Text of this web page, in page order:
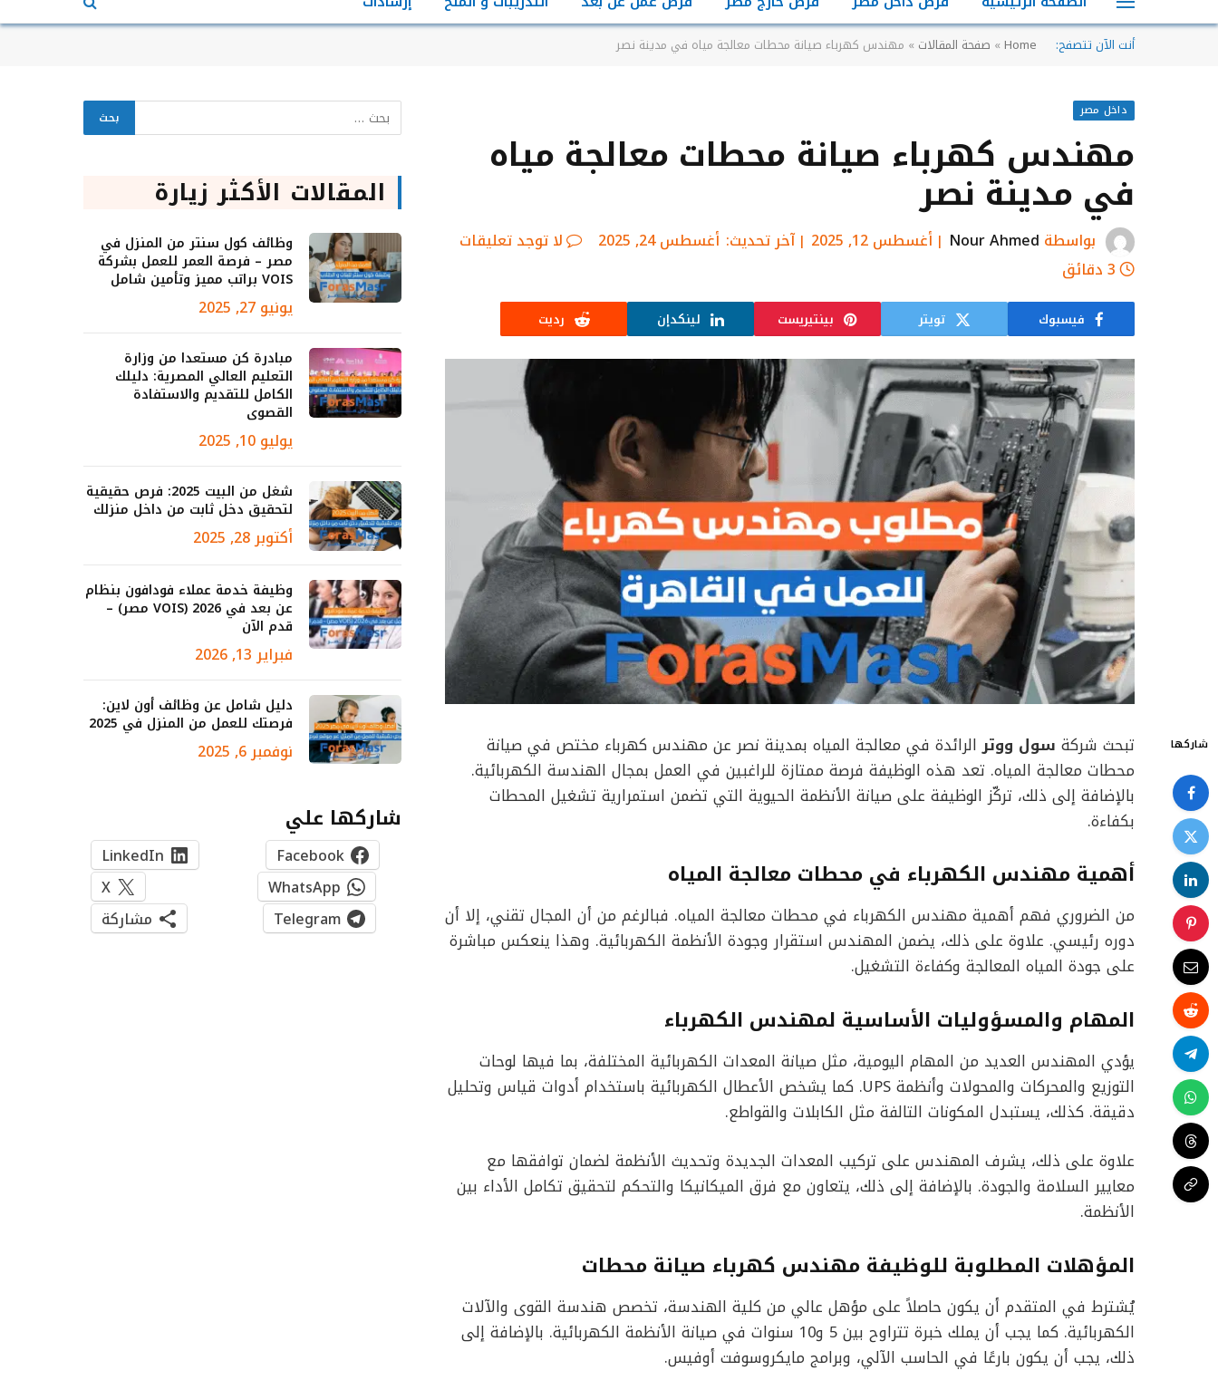
أنت الآن تتصفح: Home
» صفحة المقالات » مهندس كهرباء صيانة محطات معالجة مياه في مدينة نصر
داخل مصر
مهندس كهرباء صيانة محطات معالجة مياه
في مدينة نصر
بواسطة Nour Ahmed أغسطس 12, 2025 آخر تحديث: أغسطس 24, 2025
لا توجد تعليقات
3 دقائق
فيسبوك تويتر بينتيريست لينكدإن رديت
شاركها تبحث شركة سول ووترالرائدة في معالجة المياه بمدينة نصر عن مهندس كهرباء مختص في صيانة
محطات معالجة المياه. تعد هذه الوظيفة فرصة ممتازة للراغبين في العمل بمجال الهندسة الكهربائية.
بالإضافة إلى ذلك، تركّز الوظيفة على صيانة الأنظمة الحيوية التي تضمن استمرارية تشغيل المحطات
بكفاءة.
أهمية مهندس الكهرباء في محطات معالجة المياه
من الضروري فهم أهمية مهندس الكهرباء في محطات معالجة المياه. فبالرغم من أن المجال تقني، إلا أن
دوره رئيسي. علاوة على ذلك، يضمن المهندس استقرار وجودة الأنظمة الكهربائية. وهذا ينعكس مباشرة
على جودة المياه المعالجة وكفاءة التشغيل.
المهام والمسؤوليات الأساسية لمهندس الكهرباء
يؤدي المهندس العديد من المهام اليومية، مثل صيانة المعدات الكهربائية المختلفة، بما فيها لوحات
التوزيع والمحركات والمحولات وأنظمة UPS. كما يشخص الأعطال الكهربائية باستخدام أدوات قياس وتحليل
دقيقة. كذلك، يستبدل المكونات التالفة مثل الكابلات والقواطع.
علاوة على ذلك، يشرف المهندس على تركيب المعدات الجديدة وتحديث الأنظمة لضمان توافقها مع
معايير السلامة والجودة. بالإضافة إلى ذلك، يتعاون مع فرق الميكانيكا والتحكم لتحقيق تكامل الأداء بين
الأنظمة.
المؤهلات المطلوبة للوظيفة مهندس كهرباء صيانة محطات
يُشترط في المتقدم أن يكون حاصلاً على مؤهل عالي من كلية الهندسة، تخصص هندسة القوى والآلات
الكهربائية. كما يجب أن يملك خبرة تتراوح بين 5 و10 سنوات في صيانة الأنظمة الكهربائية. بالإضافة إلى
ذلك، يجب أن يكون بارعًا في الحاسب الآلي، وبرامج مايكروسوفت أوفيس.
المقالات الأكثر زيارة
وظائف كول سنتر من المنزل في
مصر – فرصة العمر للعمل بشركة
VOIS براتب مميز وتأمين شامل
يونيو 27, 2025
مبادرة كن مستعدا من وزارة
التعليم العالي المصرية: دليلك
الكامل للتقديم والاستفادة
القصوى
يوليو 10, 2025
شغل من البيت 2025: فرص حقيقية
لتحقيق دخل ثابت من داخل منزلك
أكتوبر 28, 2025
وظيفة خدمة عملاء فودافون بنظام
عن بعد في 2026 (VOIS مصر) –
قدم الآن
فبراير 13, 2026
دليل شامل عن وظائف أون لاين:
فرصتك للعمل من المنزل في 2025
نوفمبر 6, 2025
شاركها علي
Facebook
LinkedIn
WhatsApp
X
Telegram
مشاركة